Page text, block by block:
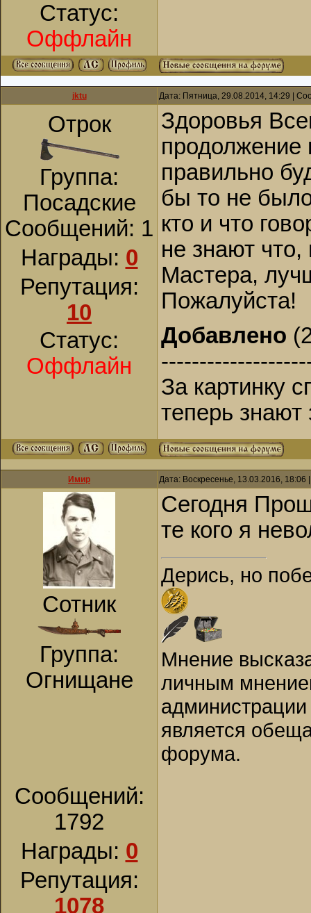
Статус:
Оффлайн
jktu Дата: Пятница, 29.08.2014, 14:29 |
Отрок
Группа:
Посадские
Сообщений: 1
Награды: 0
Репутация:
10
Статус:
Оффлайн
Здоровья
продолжение
правильно
бы то не
кто и что
не знают
Мастера,
Пожалуйста!
Добавлено
За картинку
теперь знают
Имир Дата: Воскресенье, 13.03.2016,
Сотник
Группа:
Огнищане
Сообщений:
1792
Награды: 0
Репутация:
1078
Сегодня
те кого я
Дерись, но
Мнение
личным
является
форума.